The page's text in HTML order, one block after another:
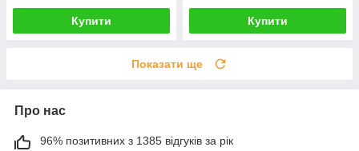
Купити Купити
Показати ще
Про нас
96% позитивних з 1385 відгуків за рік